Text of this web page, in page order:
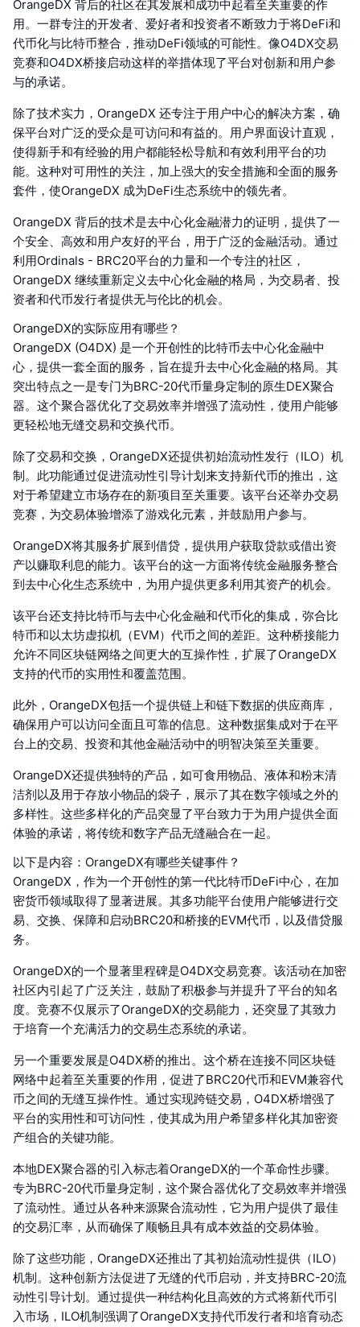
OrangeDX 背后的社区在其发展和成功中起着至关重要的作
用。一群专注的开发者、爱好者和投资者不断致力于将DeFi和
代币化与比特币整合，推动DeFi领域的可能性。像O4DX交易
竞赛和O4DX桥接启动这样的举措体现了平台对创新和用户参
与的承诺。
除了技术实力，OrangeDX 还专注于用户中心的解决方案，确
保平台对广泛的受众是可访问和有益的。用户界面设计直观，
使得新手和有经验的用户都能轻松导航和有效利用平台的功
能。这种对可用性的关注，加上强大的安全措施和全面的服务
套件，使OrangeDX 成为DeFi生态系统中的领先者。
OrangeDX 背后的技术是去中心化金融潜力的证明，提供了一
个安全、高效和用户友好的平台，用于广泛的金融活动。通过
利用Ordinals - BRC20平台的力量和一个专注的社区，
OrangeDX 继续重新定义去中心化金融的格局，为交易者、投
资者和代币发行者提供无与伦比的机会。
OrangeDX的实际应用有哪些？
OrangeDX (O4DX) 是一个开创性的比特币去中心化金融中
心，提供一套全面的服务，旨在提升去中心化金融的格局。其
突出特点之一是专门为BRC-20代币量身定制的原生DEX聚合
器。这个聚合器优化了交易效率并增强了流动性，使用户能够
更轻松地无缝交易和交换代币。
除了交易和交换，OrangeDX还提供初始流动性发行（ILO）机
制。此功能通过促进流动性引导计划来支持新代币的推出，这
对于希望建立市场存在的新项目至关重要。该平台还举办交易
竞赛，为交易体验增添了游戏化元素，并鼓励用户参与。
OrangeDX将其服务扩展到借贷，提供用户获取贷款或借出资
产以赚取利息的能力。该平台的这一方面将传统金融服务整合
到去中心化生态系统中，为用户提供更多利用其资产的机会。
该平台还支持比特币与去中心化金融和代币化的集成，弥合比
特币和以太坊虚拟机（EVM）代币之间的差距。这种桥接能力
允许不同区块链网络之间更大的互操作性，扩展了OrangeDX
支持的代币的实用性和覆盖范围。
此外，OrangeDX包括一个提供链上和链下数据的供应商库，
确保用户可以访问全面且可靠的信息。这种数据集成对于在平
台上的交易、投资和其他金融活动中的明智决策至关重要。
OrangeDX还提供独特的产品，如可食用物品、液体和粉末清
洁剂以及用于存放小物品的袋子，展示了其在数字领域之外的
多样性。这些多样化的产品突显了平台致力于为用户提供全面
体验的承诺，将传统和数字产品无缝融合在一起。
以下是内容：OrangeDX有哪些关键事件？
OrangeDX，作为一个开创性的第一代比特币DeFi中心，在加
密货币领域取得了显著进展。其多功能平台使用户能够进行交
易、交换、保障和启动BRC20和桥接的EVM代币，以及借贷服
务。
OrangeDX的一个显著里程碑是O4DX交易竞赛。该活动在加密
社区内引起了广泛关注，鼓励了积极参与并提升了平台的知名
度。竞赛不仅展示了OrangeDX的交易能力，还突显了其致力
于培育一个充满活力的交易生态系统的承诺。
另一个重要发展是O4DX桥的推出。这个桥在连接不同区块链
网络中起着至关重要的作用，促进了BRC20代币和EVM兼容代
币之间的无缝互操作性。通过实现跨链交易，O4DX桥增强了
平台的实用性和可访问性，使其成为用户希望多样化其加密资
产组合的关键功能。
本地DEX聚合器的引入标志着OrangeDX的一个革命性步骤。
专为BRC-20代币量身定制，这个聚合器优化了交易效率并增强
了流动性。通过从各种来源聚合流动性，它为用户提供了最佳
的交易汇率，从而确保了顺畅且具有成本效益的交易体验。
除了这些功能，OrangeDX还推出了其初始流动性提供（ILO）
机制。这种创新方法促进了无缝的代币启动，并支持BRC-20流
动性引导计划。通过提供一种结构化且高效的方式将新代币引
入市场，ILO机制强调了OrangeDX支持代币发行者和培育动态